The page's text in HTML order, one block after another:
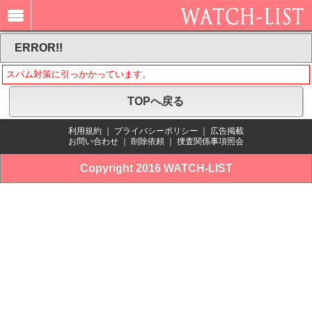
ERROR!!
スパム対策に引っかかっています。
TOPへ戻る
利用規約 プライバシーポリシー
広告掲載
お問い合わせ
削除依頼 捜査関係事項照会
Copyright 2016 WATCH-LIST